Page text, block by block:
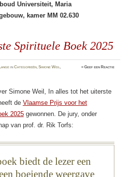
Universiteit, Maria
kamer MM 02.630
Spirituele Boek 2025
inCategorieën,Simone Weil,
≈Geef een Reactie
Simone Weil, In alles tot het uiterste
de Vlaamse Prijs voor het
2025gewonnen. De jury, onder
van prof. dr. Rik Torfs:
biedt de lezer een
boeiende weergave